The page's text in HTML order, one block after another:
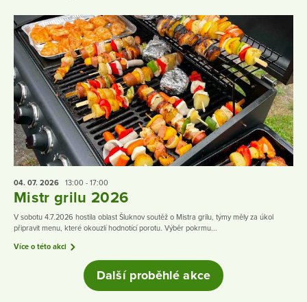
04. 07. 2026 13:00 - 17:00
Mistr grilu 2026
V sobotu 4.7.2026 hostila oblast Šluknov soutěž o Mistra grilu, týmy měly za úkol
připravit menu, které okouzlí hodnotící porotu. Výběr pokrmu...
Více o této akci
Další proběhlé akce